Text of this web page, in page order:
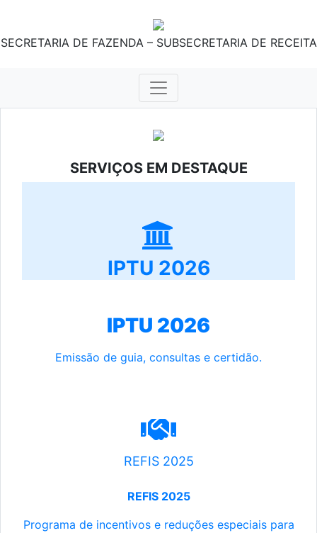
SECRETARIA DE FAZENDA – SUBSECRETARIA DE RECEITA
SERVIÇOS EM DESTAQUE
IPTU 2026
IPTU 2026
Emissão de guia, consultas e certidão.
REFIS 2025
REFIS 2025
Programa de incentivos e reduções especiais para